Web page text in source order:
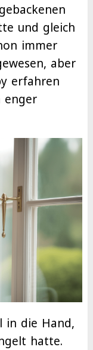
und gleich
immer
aber
erfahren
enger
in die Hand,
hatte.